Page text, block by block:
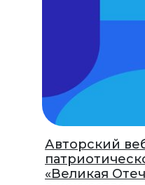
Авторский
«Великая